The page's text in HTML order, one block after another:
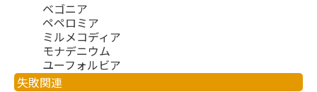
ベゴニア
ペペロミア
ミルメコディア
モナデニウム
ユーフォルビア
失敗関連